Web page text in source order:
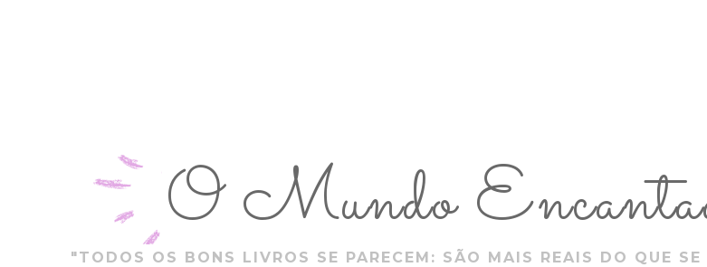
O Mundo
"TODOS OS BONS LIVROS SE PARECEM: SÃO MAIS REAIS DO QUE